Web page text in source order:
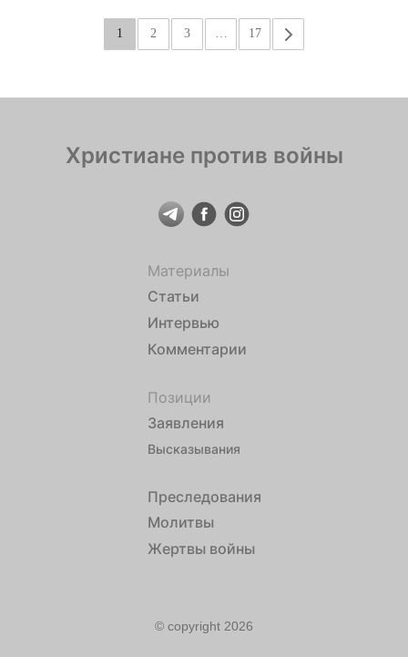
1 2 3 … 17 »
Христиане против войны
Материалы
Статьи
Интервью
Комментарии
Позиции
Заявления
Высказывания
Преследования
Молитвы
Жертвы войны
© copyright 2026